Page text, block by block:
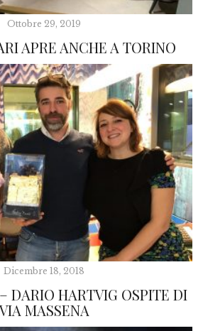
Ottobre 29, 2019
APRE ANCHE A TORINO
Dicembre 18, 2018
DARIO HARTVIG OSPITE DI
MASSENA